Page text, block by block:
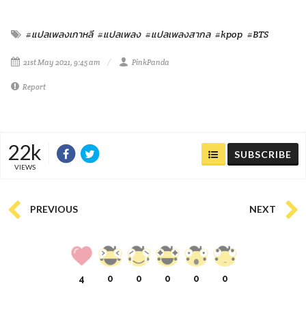
#แปลเพลงเกาหลี #แปลเพลง #แปลเพลงสากล #kpop #BTS
21st May 2021, 9:45 am PinkPanda
Report
22k
VIEWS
SUBSCRIBE
PREVIOUS NEXT
4 0 0 0 0 0